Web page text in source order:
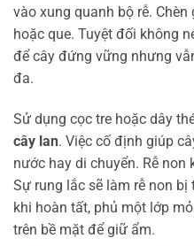
vào xung quanh bộ rễ.
hoặc que. Tuyệt đối không
để cây đứng vững nhưng
đa.
Sử dụng cọc tre hoặc dây
cây lan. Việc cố định giúp
nước hay di chuyển. Rễ
Sự rung lắc sẽ làm rễ non
khi hoàn tất, phủ một lớp
trên bề mặt để giữ ẩm.